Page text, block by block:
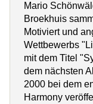
Mario
Broekhuis
Motiviert und
Wettbewerbs
mit dem Titel
dem nächsten
2000 bei dem
Harmony